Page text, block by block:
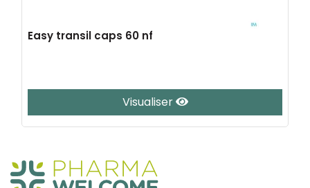
Easy transil caps 60 nf
Visualiser